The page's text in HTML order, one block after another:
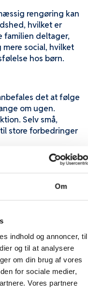
Om
indhold og annoncer, til
og til at analysere
om din brug af vores
for sociale medier,
Vores partnere
rengøring kan
hvilket er
familien deltager,
social, hvilket
hos børn.
det at følge
om ugen.
Selv små,
store forbedringer
en timer, fordele
og fokusere på
På den måde
flere timer eller hele
videnskabeligt
familier skabe et
hjem.